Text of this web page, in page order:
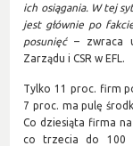
ich osiągania. W tej
jest głównie po
posunięć– zwraca
Zarządu i CSR w EFL.
Tylko 11 proc. firm
7 proc. ma pulę
Co dziesiąta firma na
co trzecia do 100